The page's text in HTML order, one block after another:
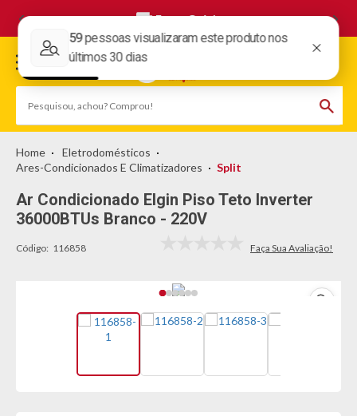
Frete Grátis
Eletrodomésticos
Ares-Condicionados E Climatizadores
Split
Ar Condicionado Elgin Piso Teto Inverter
36000BTUs Branco - 220V
Código: 116858